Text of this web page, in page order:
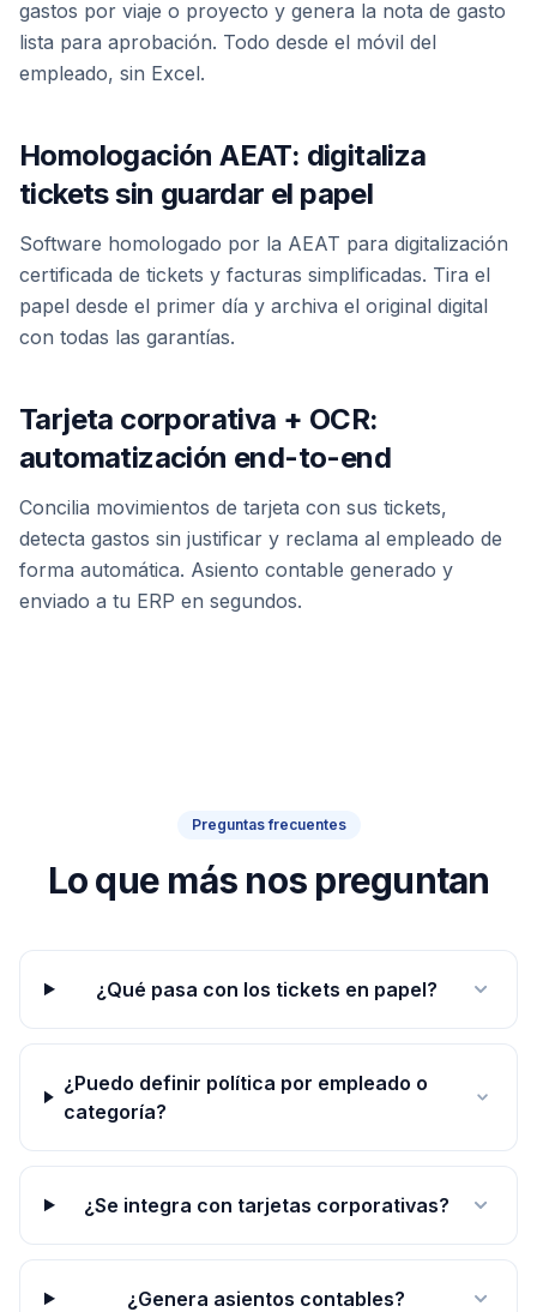
gastos por viaje o proyecto y genera la nota de gasto
lista para aprobación. Todo desde el móvil del
empleado, sin Excel.
Homologación AEAT: digitaliza
tickets sin guardar el papel
Software homologado por la AEAT para digitalización
certificada de tickets y facturas simplificadas. Tira el
papel desde el primer día y archiva el original digital
con todas las garantías.
Tarjeta corporativa + OCR:
automatización end-to-end
Concilia movimientos de tarjeta con sus tickets,
detecta gastos sin justificar y reclama al empleado de
forma automática. Asiento contable generado y
enviado a tu ERP en segundos.
Preguntas frecuentes
Lo que más nos preguntan
¿Qué pasa con los tickets en papel?
¿Puedo definir política por empleado o
categoría?
¿Se integra con tarjetas corporativas?
¿Genera asientos contables?